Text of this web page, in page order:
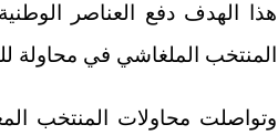
هذا الهدف دفع العناصر
المنتخب الملغاشي في محاولة